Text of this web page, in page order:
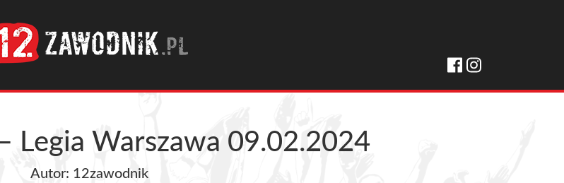
Legia Warszawa 09.02.2024
Autor: 12zawodnik